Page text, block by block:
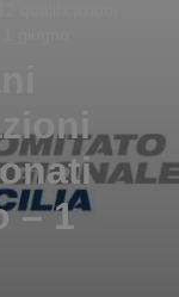
qualificazioni
giugno
– 1